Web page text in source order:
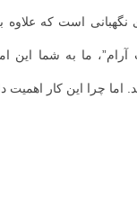
است که علاوه
ما به شما این
چرا این کار اهمیت